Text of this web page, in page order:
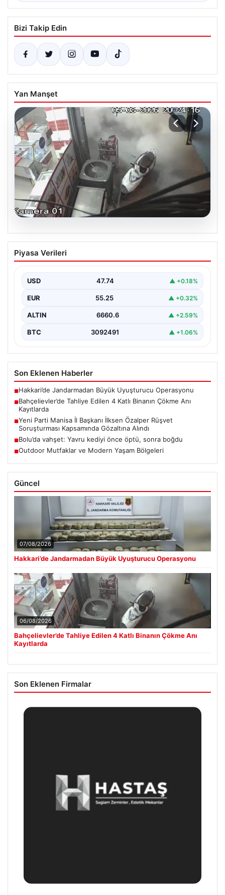
Bizi Takip Edin
Yan Manşet
06.08.2026
Bahçelievler’de Tahliye Edilen 4 Katlı
Binanın Çökme Anı Kayıtlarda
endişe verici sesler sonrası gece saatlerinde tahliye
edilen dört…
Piyasa Verileri
USD 47.74 ▲ +0.18%
EUR 55.25 ▲ +0.32%
ALTIN 6660.6 ▲ +2.59%
BTC 3092491 ▲ +1.06%
Son Eklenen Haberler
■Hakkari’de Jandarmadan Büyük Uyuşturucu Operasyonu
■Bahçelievler’de Tahliye Edilen 4 Katlı Binanın Çökme Anı
Kayıtlarda
■Yeni Parti Manisa İl Başkanı İlksen Özalper Rüşvet
Soruşturması Kapsamında Gözaltına Alındı
■Bolu’da vahşet: Yavru kediyi önce öptü, sonra boğdu
■Outdoor Mutfaklar ve Modern Yaşam Bölgeleri
Güncel
07/08/2026
Hakkari’de Jandarmadan Büyük Uyuşturucu Operasyonu
06/08/2026
Bahçelievler’de Tahliye Edilen 4 Katlı Binanın Çökme Anı
Kayıtlarda
Son Eklenen Firmalar